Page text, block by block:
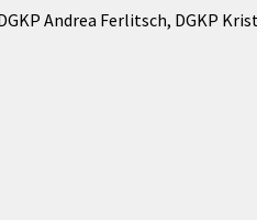
Andrea Ferlitsch, DGKP